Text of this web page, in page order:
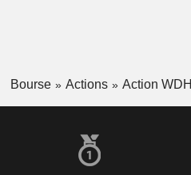
Bourse Actions Action WDH